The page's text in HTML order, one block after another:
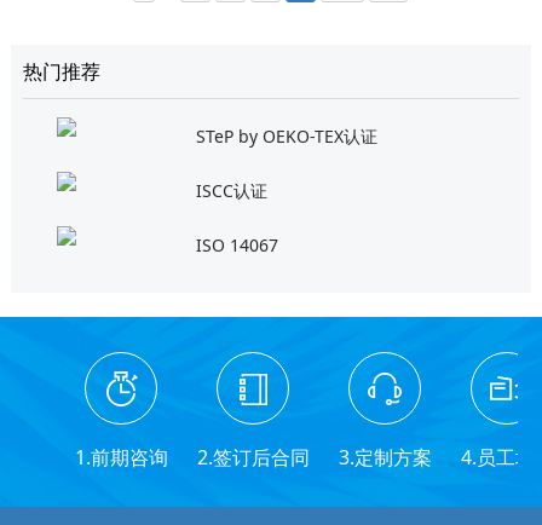
热门推荐
STeP by OEKO-TEX认证
ISCC认证
ISO 14067
1.前期咨询 2.签订后合同 3.定制方案 4.员工培